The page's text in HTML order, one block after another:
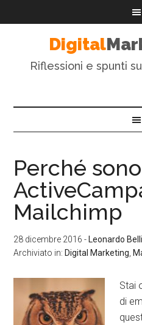
Digital
Riflessioni e spunti
Perché
Mailchimp
28 dicembre 2016 - Leonardo
Archiviato in: Digital Marketing
Stai
di